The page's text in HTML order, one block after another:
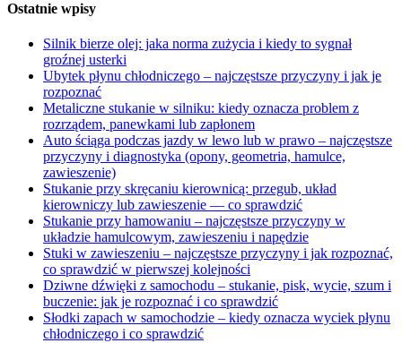
Ostatnie wpisy
Silnik bierze olej: jaka norma zużycia i kiedy to sygnał
groźnej usterki
Ubytek płynu chłodniczego – najczęstsze przyczyny i jak je
rozpoznać
Metaliczne stukanie w silniku: kiedy oznacza problem z
rozrządem, panewkami lub zapłonem
Auto ściąga podczas jazdy w lewo lub w prawo – najczęstsze
przyczyny i diagnostyka (opony, geometria, hamulce,
zawieszenie)
Stukanie przy skręcaniu kierownicą: przegub, układ
kierowniczy lub zawieszenie — co sprawdzić
Stukanie przy hamowaniu – najczęstsze przyczyny w
układzie hamulcowym, zawieszeniu i napędzie
Stuki w zawieszeniu – najczęstsze przyczyny i jak rozpoznać,
co sprawdzić w pierwszej kolejności
Dziwne dźwięki z samochodu – stukanie, pisk, wycie, szum i
buczenie: jak je rozpoznać i co sprawdzić
Słodki zapach w samochodzie – kiedy oznacza wyciek płynu
chłodniczego i co sprawdzić